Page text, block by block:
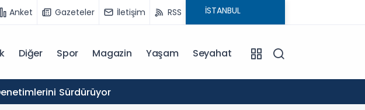
Anket Gazeteler İletişim RSS
Diğer Spor Magazin Yaşam Seyahat
Sürdürüyor